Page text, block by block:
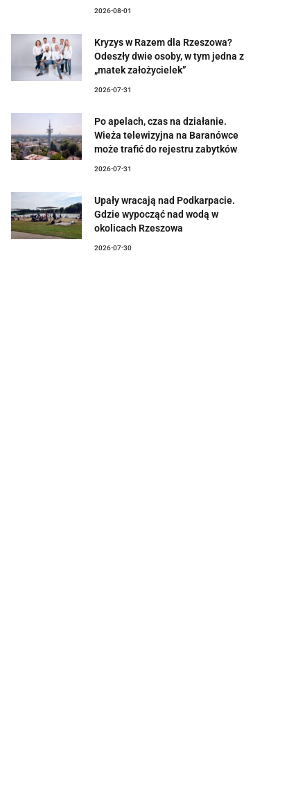
2026-08-01
Kryzys w Razem dla Rzeszowa?
Odeszły dwie osoby, w tym jedna z
„matek założycielek”
2026-07-31
Po apelach, czas na działanie.
Wieża telewizyjna na Baranówce
może trafić do rejestru zabytków
2026-07-31
Upały wracają nad Podkarpacie.
Gdzie wypocząć nad wodą w
okolicach Rzeszowa
2026-07-30